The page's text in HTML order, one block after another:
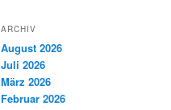
ARCHIV
August 2026
Juli 2026
März 2026
Februar 2026